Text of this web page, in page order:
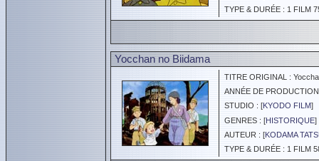
TYPE & DURÉE : 1 FILM
Yocchan no Biidama
TITRE ORIGINAL :
ANNÉE DE
STUDIO : [KYODO FILM]
GENRES : [HISTORIQUE]
AUTEUR : [KODAMA
TYPE & DURÉE : 1 FILM